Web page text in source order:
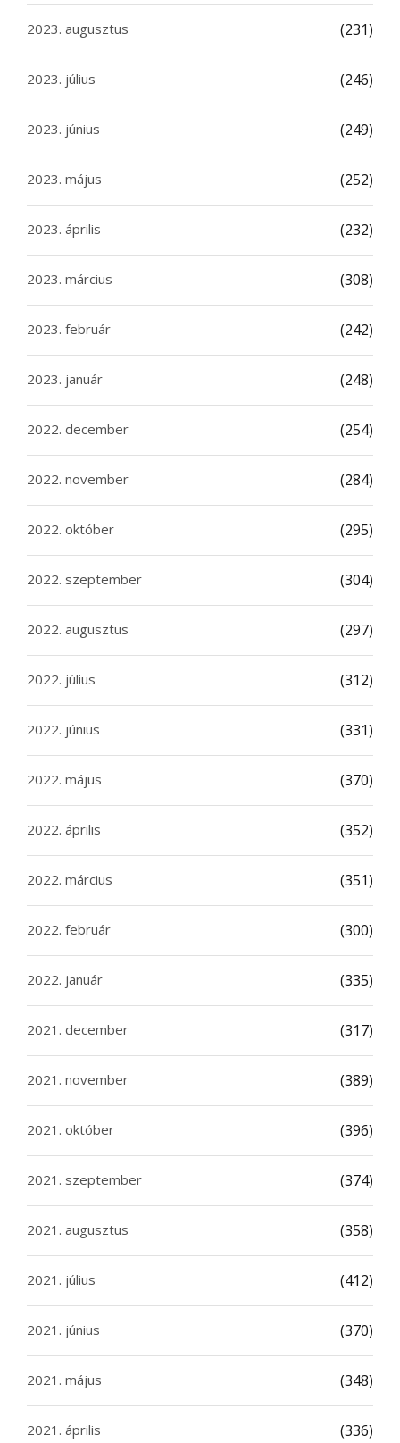
2023. augusztus (231)
2023. július (246)
2023. június (249)
2023. május (252)
2023. április (232)
2023. március (308)
2023. február (242)
2023. január (248)
2022. december (254)
2022. november (284)
2022. október (295)
2022. szeptember (304)
2022. augusztus (297)
2022. július (312)
2022. június (331)
2022. május (370)
2022. április (352)
2022. március (351)
2022. február (300)
2022. január (335)
2021. december (317)
2021. november (389)
2021. október (396)
2021. szeptember (374)
2021. augusztus (358)
2021. július (412)
2021. június (370)
2021. május (348)
2021. április (336)